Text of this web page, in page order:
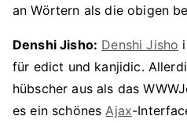
an Wörtern als die obigen
Denshi Jisho: Denshi Jisho
für edict und kanjidic.
hübscher aus als das
es ein schönesAjax-